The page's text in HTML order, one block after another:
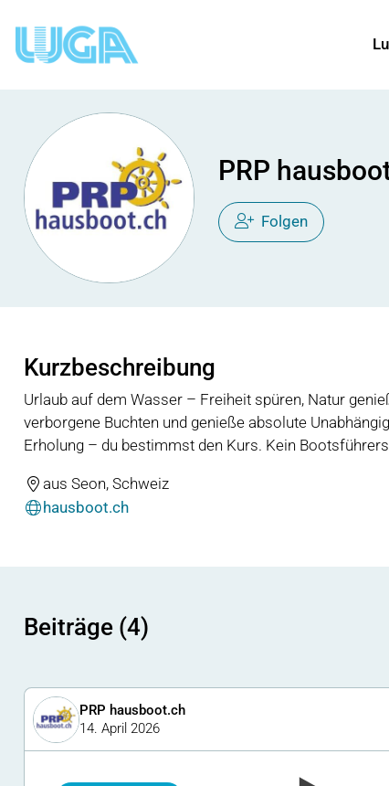
PRP
Folgen
Kurzbeschreibung
Urlaub auf dem Wasser – Freiheit spüren, Natur
verborgene Buchten und genieße absolute
Erholung – du bestimmst den Kurs. Kein
aus Seon, Schweiz
hausboot.ch
Beiträge (4)
PRP hausboot.ch
14. April 2026